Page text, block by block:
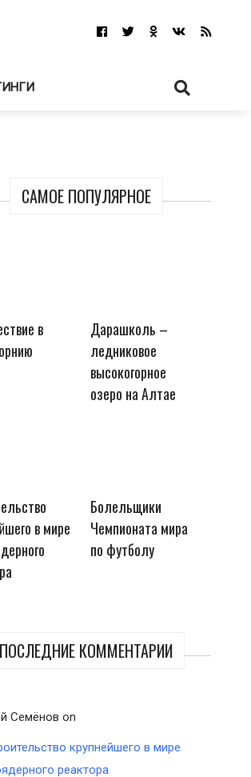
САМОЕ ПОПУЛЯРНОЕ
в
Дарашколь –
ледниковое
высокогорное
озеро на Алтае
в мире
Болельщики
Чемпионата мира
по футболу
ПОСЛЕДНИЕ КОММЕНТАРИИ
Семёнов on
крупнейшего в мире
реактора